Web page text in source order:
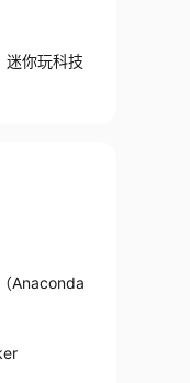
迷你玩科技
Anaconda